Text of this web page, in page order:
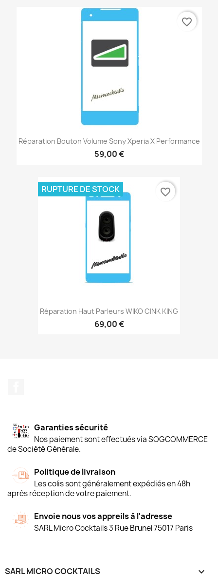
Réparation Bouton Volume Sony Xperia X Performance
59,00 €
favorite_border
Réparation Haut Parleurs WIKO CINK KING
69,00 €
RUPTURE DE STOCK favorite_border
Garanties sécurité
Nos paiement sont effectués via SOGCOMMERCE
de Société Générale.
Politique de livraison
Les colis sont généralement expédiés en 48h
après réception de votre paiement.
Envoie nous vos appreils à l'adresse
SARL Micro Cocktails 3 Rue Brunel 75017 Paris
SARL MICRO COCKTAILS 